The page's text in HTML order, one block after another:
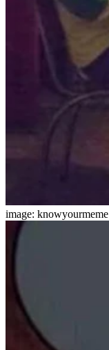
image: knowyourmeme